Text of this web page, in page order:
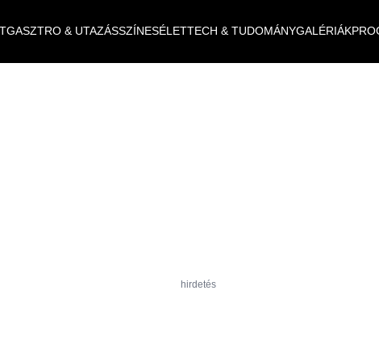
GASZTRO & UTAZÁSSZÍNESÉLETTECH & TUDOMÁNYGALÉRIÁK
hirdetés